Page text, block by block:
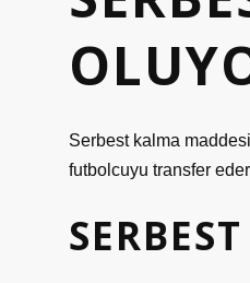
Serbest kalma
futbolcuyu transfer